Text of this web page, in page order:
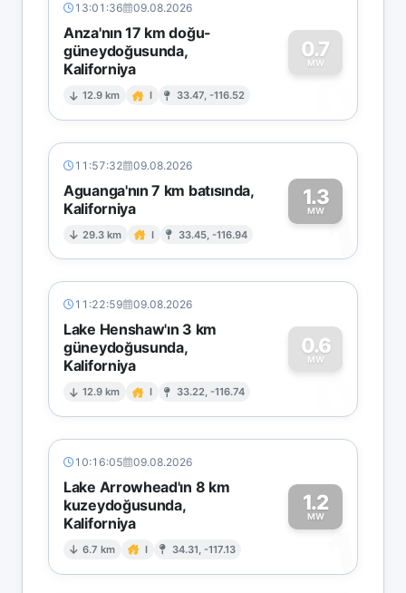
13:01:36 09.08.2026
Anza'nın 17 km doğu-
güneydoğusunda,
Kaliforniya
12.9 km I 33.47, -116.52
0.7
MW
0
11:57:32 09.08.2026
Aguanga'nın 7 km batısında,
Kaliforniya
29.3 km I 33.45, -116.94
1.3
MW1
11:22:59 09.08.2026
Lake Henshaw'ın 3 km
güneydoğusunda,
Kaliforniya
12.9 km I 33.22, -116.74
0.6
MW
0
10:16:05 09.08.2026
Lake Arrowhead'ın 8 km
kuzeydoğusunda,
Kaliforniya
6.7 km I 34.31, -117.13
1.2
MW
1